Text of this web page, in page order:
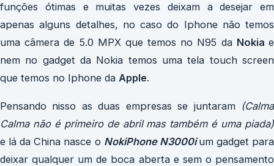
funções ótimas e muitas vezes deixam a desejar em
apenas alguns detalhes, no caso do Iphone não temos
uma câmera de 5.0 MPX que temos no N95 da Nokiae
nem no gadget da Nokia temos uma tela touch screen
que temos no Iphone da Apple.
Pensando nisso as duas empresas se juntaram (Calma
Calma não é primeiro de abril mas também é uma piada)
e lá da China nasce o NokiPhone N3000ium gadget para
deixar qualquer um de boca aberta e sem o pensamento